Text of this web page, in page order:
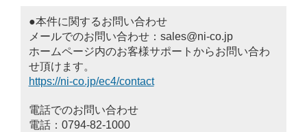
●本件に関するお問い合わせ
メールでのお問い合わせ：sales@ni-co.jp
ホームページ内のお客様サポートからお問い合わ
せ頂けます。
https://ni-co.jp/ec4/contact
電話でのお問い合わせ
電話：0794-82-1000